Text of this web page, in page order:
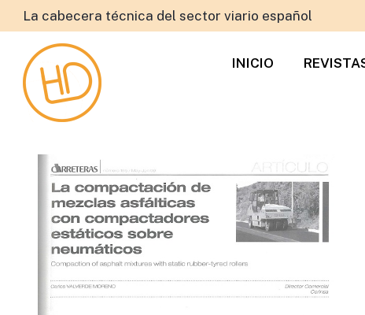
La cabecera técnica del sector viario español
INICIO